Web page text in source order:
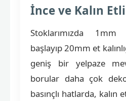
İnce ve Kalın
Stoklarımızda 1mm
başlayıp 20mm et
geniş bir yelpaze
borular daha çok
basınçlı hatlarda, kalın